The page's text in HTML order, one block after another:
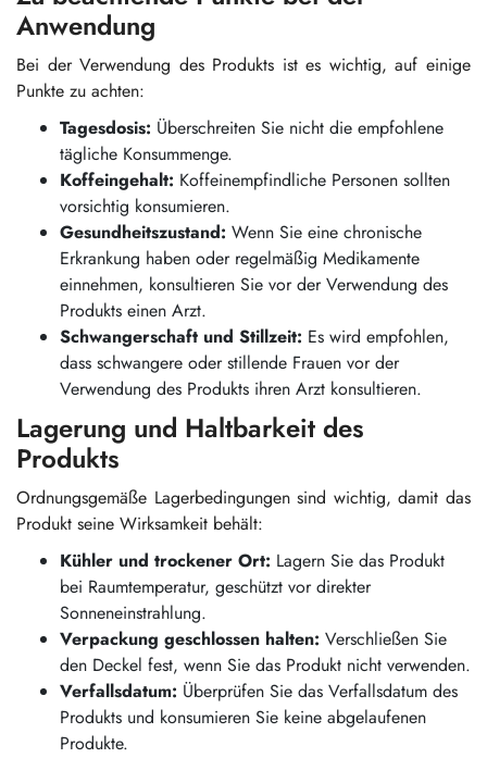
Anwendung
Bei der Verwendung des Produkts ist es wichtig, auf einige
Punkte zu achten:
Tagesdosis: Überschreiten Sie nicht die empfohlene
tägliche Konsummenge.
Koffeingehalt: Koffeinempfindliche Personen sollten
vorsichtig konsumieren.
Gesundheitszustand: Wenn Sie eine chronische
Erkrankung haben oder regelmäßig Medikamente
einnehmen, konsultieren Sie vor der Verwendung des
Produkts einen Arzt.
Schwangerschaft und Stillzeit: Es wird empfohlen,
dass schwangere oder stillende Frauen vor der
Verwendung des Produkts ihren Arzt konsultieren.
Lagerung und Haltbarkeit des
Produkts
Ordnungsgemäße Lagerbedingungen sind wichtig, damit das
Produkt seine Wirksamkeit behält:
Kühler und trockener Ort: Lagern Sie das Produkt
bei Raumtemperatur, geschützt vor direkter
Sonneneinstrahlung.
Verpackung geschlossen halten: Verschließen Sie
den Deckel fest, wenn Sie das Produkt nicht verwenden.
Verfallsdatum: Überprüfen Sie das Verfallsdatum des
Produkts und konsumieren Sie keine abgelaufenen
Produkte.